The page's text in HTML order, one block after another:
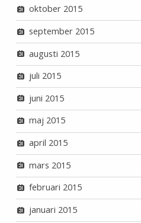
oktober 2015
september 2015
augusti 2015
juli 2015
juni 2015
maj 2015
april 2015
mars 2015
februari 2015
januari 2015